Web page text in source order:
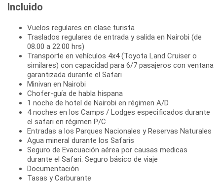
Incluido
Vuelos regulares en clase turista
Traslados regulares de entrada y salida en Nairobi (de
08.00 a 22.00 hrs)
Transporte en vehículos 4x4 (Toyota Land Cruiser o
similares) con capacidad para 6/7 pasajeros con ventana
garantizada durante el Safari
Minivan en Nairobi
Chofer-guía de habla hispana
1 noche de hotel de Nairobi en régimen A/D
4 noches en los Camps / Lodges especificados durante
el safari en régimen P/C
Entradas a los Parques Nacionales y Reservas Naturales
Agua mineral durante los Safaris
Seguro de Evacuación aérea por causas medicas
durante el Safari. Seguro básico de viaje
Documentación
Tasas y Carburante